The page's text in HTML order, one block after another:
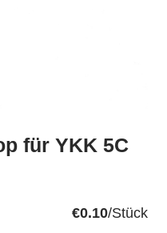
für YKK 5C
€0.10/Stück